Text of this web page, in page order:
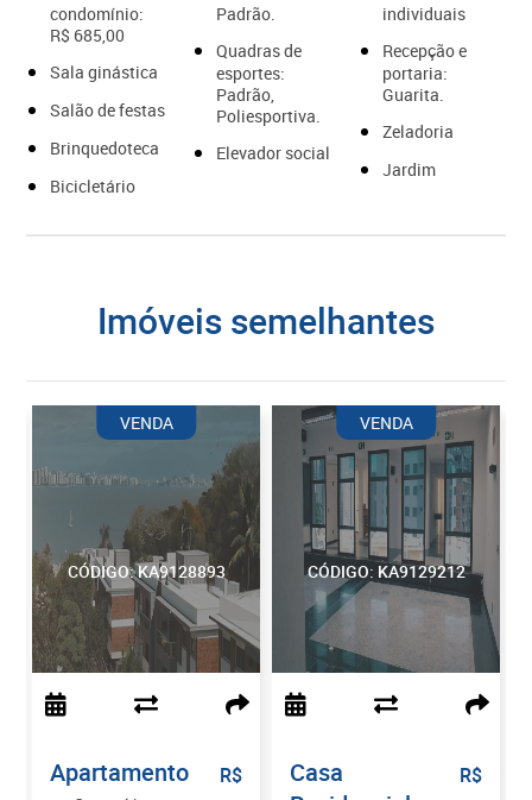
condomínio:
R$ 685,00
Sala ginástica
Salão de festas
Brinquedoteca
Bicicletário
Padrão.
Quadras de
esportes:
Padrão,
Poliesportiva.
Elevador social
individuais
Recepção e
portaria:
Guarita.
Zeladoria
Jardim
imóveis semelhantes
CÓDIGO: KA9128893
VENDA
Apartamento R$
CÓDIGO: KA9129212
VENDA
Casa
R$